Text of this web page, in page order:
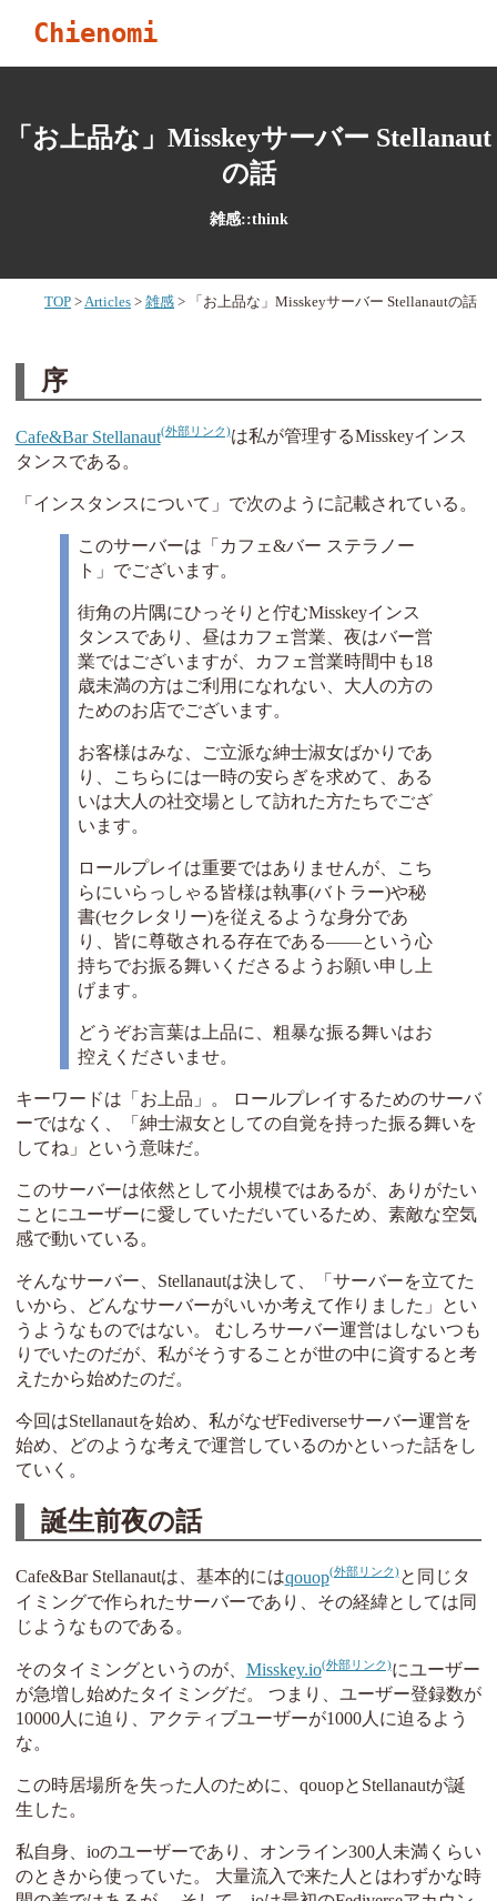
Chienomi
「お上品な」Misskeyサーバー Stellanaut
の話
雑感::think
TOP Articles 雑感 「お上品な」Misskeyサーバー Stellanautの話
序
Cafe&Bar Stellanaut
は私が管理するMisskeyインス
タンスである。
「インスタンスについて」で次のように記載されている。
このサーバーは「カフェ&バー ステラノー
ト」でございます。
街角の片隅にひっそりと佇むMisskeyインス
タンスであり、昼はカフェ営業、夜はバー営
業ではございますが、カフェ営業時間中も18
歳未満の方はご利用になれない、大人の方の
ためのお店でございます。
お客様はみな、ご立派な紳士淑女ばかりであ
り、こちらには一時の安らぎを求めて、ある
いは大人の社交場として訪れた方たちでござ
います。
ロールプレイは重要ではありませんが、こち
らにいらっしゃる皆様は執事(バトラー)や秘
書(セクレタリー)を従えるような身分であ
り、皆に尊敬される存在である――という心
持ちでお振る舞いくださるようお願い申し上
げます。
どうぞお言葉は上品に、粗暴な振る舞いはお
控えくださいませ。
キーワードは「お上品」。 ロールプレイするためのサーバ
ーではなく、「紳士淑女としての自覚を持った振る舞いを
してね」という意味だ。
このサーバーは依然として小規模ではあるが、ありがたい
ことにユーザーに愛していただいているため、素敵な空気
感で動いている。
そんなサーバー、Stellanautは決して、「サーバーを立てた
いから、どんなサーバーがいいか考えて作りました」とい
うようなものではない。 むしろサーバー運営はしないつも
りでいたのだが、私がそうすることが世の中に資すると考
えたから始めたのだ。
今回はStellanautを始め、私がなぜFediverseサーバー運営を
始め、どのような考えで運営しているのかといった話をし
ていく。
誕生前夜の話
Cafe&Bar Stellanautは、基本的にはqouop
と同じタ
イミングで作られたサーバーであり、その経緯としては同
じようなものである。
そのタイミングというのが、 Misskey.io
にユーザー
が急増し始めたタイミングだ。 つまり、ユーザー登録数が
10000人に迫り、アクティブユーザーが1000人に迫るよう
な。
この時居場所を失った人のために、qouopとStellanautが誕
生した。
私自身、ioのユーザーであり、オンライン300人未満くらい
のときから使っていた。 大量流入で来た人とはわずかな時